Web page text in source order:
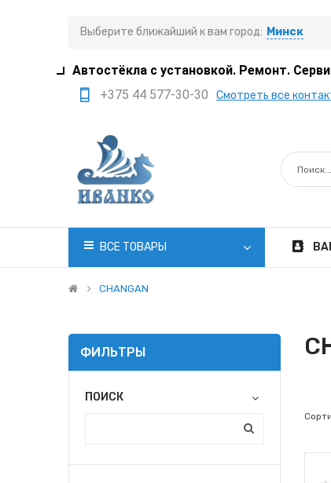
Выберите ближайший к вам город: Минск
Автостёкла с установкой. Ремонт.
+375 44 577-30-30
Смотреть все
+375 29 705-41-21
+375 17 397-05-85
office@ivanko.by
Минск, переулок
Промышленный,8/5
Вс. 8:30 - 18:00
ВСЕ ТОВАРЫ
CHANGAN
ФИЛЬТРЫ
ПОИСК